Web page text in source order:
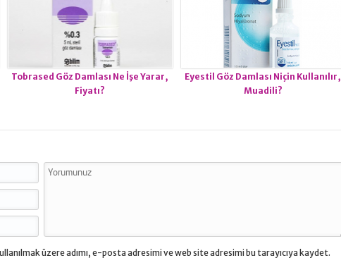
Tobrased Göz Damlası Ne İşe Yarar,
Fiyatı?
Eyestil Göz Damlası Niçin Kullanılır,
Muadili?
üzere adımı, e-posta adresimi ve web site adresimi bu tarayıcıya kaydet.